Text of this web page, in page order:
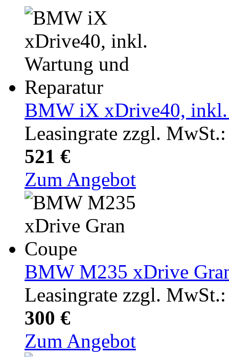
BMW iX xDrive40, inkl.
Leasingrate zzgl.
521 €
Zum Angebot
BMW M235 xDrive
Leasingrate zzgl.
300 €
Zum Angebot